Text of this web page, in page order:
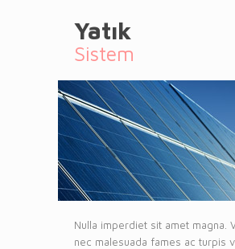
Yatık
Sistem
Nulla imperdiet sit amet magna.
nec malesuada fames ac turpis